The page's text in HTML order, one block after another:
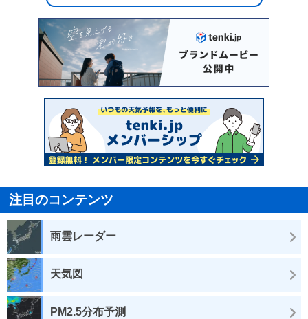
注目のコンテンツ
雨雲レーダー
天気図
PM2.5分布予測